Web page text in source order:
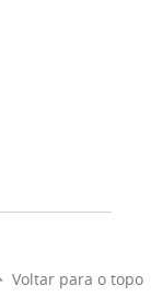
Voltar para o topo